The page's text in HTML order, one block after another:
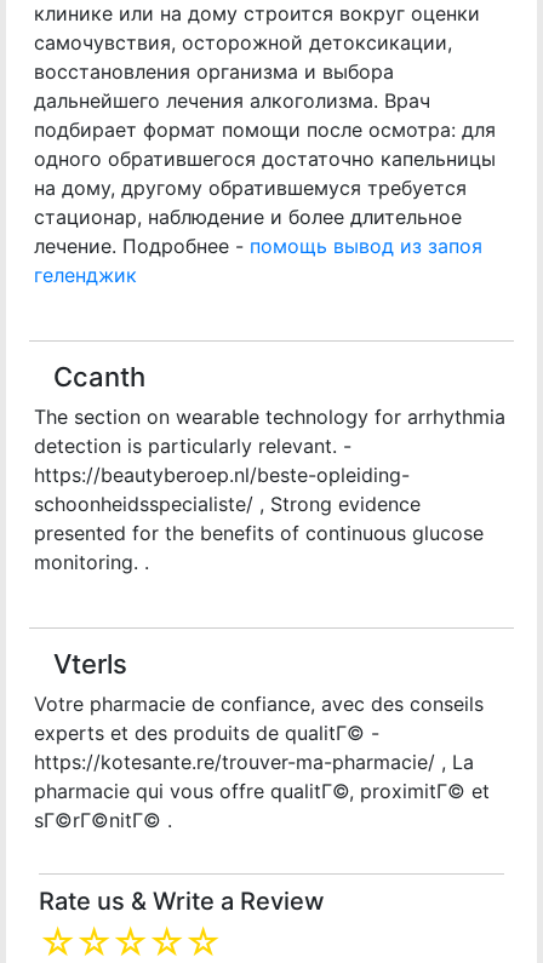
клинике или на дому строится вокруг оценки
самочувствия, осторожной детоксикации,
восстановления организма и выбора
дальнейшего лечения алкоголизма. Врач
подбирает формат помощи после осмотра: для
одного обратившегося достаточно капельницы
на дому, другому обратившемуся требуется
стационар, наблюдение и более длительное
лечение. Подробнее - помощь вывод из запоя
геленджик
Ccanth
The section on wearable technology for arrhythmia
detection is particularly relevant. -
https://beautyberoep.nl/beste-opleiding-
schoonheidsspecialiste/ , Strong evidence
presented for the benefits of continuous glucose
monitoring. .
Vterls
Votre pharmacie de confiance, avec des conseils
experts et des produits de qualitГ© -
https://kotesante.re/trouver-ma-pharmacie/ , La
pharmacie qui vous offre qualitГ©, proximitГ© et
sГ©rГ©nitГ© .
Rate us & Write a Review
☆
☆
☆
☆
☆